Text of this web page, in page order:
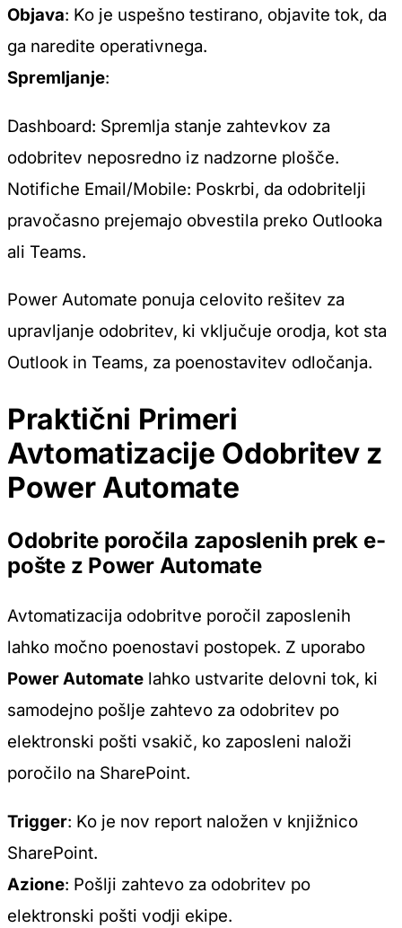
Objava: Ko je uspešno testirano, objavite tok, da
ga naredite operativnega.
Spremljanje:
Dashboard: Spremlja stanje zahtevkov za
odobritev neposredno iz nadzorne plošče.
Notifiche Email/Mobile: Poskrbi, da odobritelji
pravočasno prejemajo obvestila preko Outlooka
ali Teams.
Power Automate ponuja celovito rešitev za
upravljanje odobritev, ki vključuje orodja, kot sta
Outlook in Teams, za poenostavitev odločanja.
Praktični Primeri
Avtomatizacije Odobritev z
Power Automate
Odobrite poročila zaposlenih prek e-
pošte z Power Automate
Avtomatizacija odobritve poročil zaposlenih
lahko močno poenostavi postopek. Z uporabo
Power Automate lahko ustvarite delovni tok, ki
samodejno pošlje zahtevo za odobritev po
elektronski pošti vsakič, ko zaposleni naloži
poročilo na SharePoint.
Trigger: Ko je nov report naložen v knjižnico
SharePoint.
Azione: Pošlji zahtevo za odobritev po
elektronski pošti vodji ekipe.